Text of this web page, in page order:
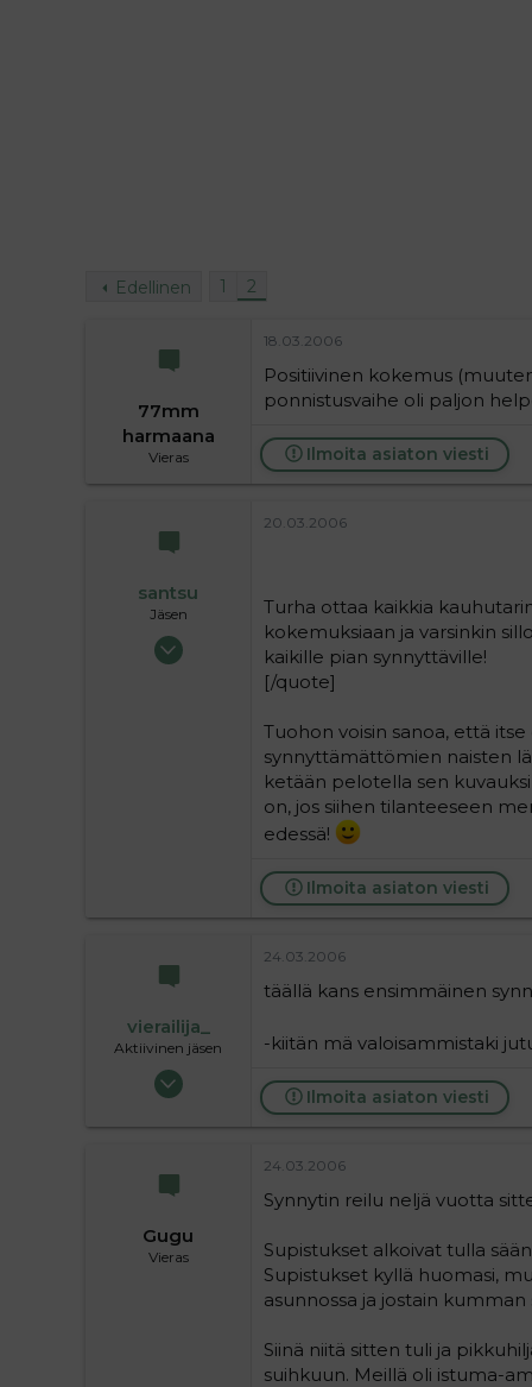
Edellinen 1 2
77mm
harmaana
Vieras
18.03.2006
Positiivinen kokemus
ponnistusvaihe oli paljon
Ilmoita asiaton viesti
santsu
Jäsen
09.09.2004
20.03.2006
Turha ottaa kaikkia
kokemuksiaan ja varsinkin
kaikille pian synnyttäville!
[/quote]
Tuohon voisin sanoa, että
synnyttämättömien naisten
ketään pelotella sen
on, jos siihen tilanteeseen
edessä!
Ilmoita asiaton viesti
vierailija_
Aktiivinen jäsen
10.05.2004
0
24.03.2006
täällä kans ensimmäinen
-kiitän mä valoisammistaki
Ilmoita asiaton viesti
Gugu
Vieras
24.03.2006
Synnytin reilu neljä vuotta
Supistukset alkoivat tulla
Supistukset kyllä huomasi,
asunnossa ja jostain
Siinä niitä sitten tuli ja
suihkuun. Meillä oli istuma-